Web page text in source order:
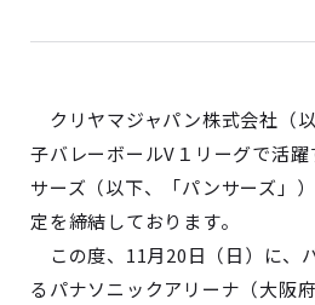
クリヤマジャパン株式会社（
子バレーボールV１リーグで活
サーズ（以下、「パンサーズ」
定を締結しております。
この度、11月20日（日）に、
るパナソニックアリーナ（大阪